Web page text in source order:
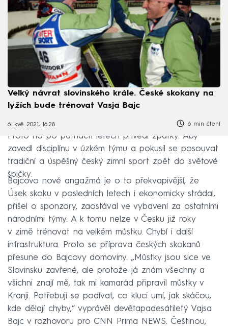
Velký návrat slovinského krále. České skokany na
lyžích bude trénovat Vasja Bajc
6. kvě 2021, 16:28 6 min čtení
Proto ho po patnácti letech přivedl zpátky. Aby
zavedl disciplínu v úzkém týmu a pokusil se posouvat
tradiční a úspěšný český zimní sport zpět do světové
špičky.
Bajcovo nové angažmá je o to překvapivější, že
Úsek skoku v posledních letech i ekonomicky strádal,
přišel o sponzory, zaostával ve vybavení za ostatními
národními týmy. A k tomu nelze v Česku již roky
v zimě trénovat na velkém můstku. Chybí i další
infrastruktura. Proto se příprava českých skokanů
přesune do Bajcovy domoviny. „Můstky jsou sice ve
Slovinsku zavřené, ale protože já znám všechny a
všichni znají mě, tak mi kamarád připravil můstky v
Kranji. Potřebuji se podívat, co kluci umí, jak skáčou,
kde dělají chyby,“ vyprávěl devětapadesátiletý Vajsa
Bajc v rozhovoru pro CNN Prima NEWS. Češtinou,